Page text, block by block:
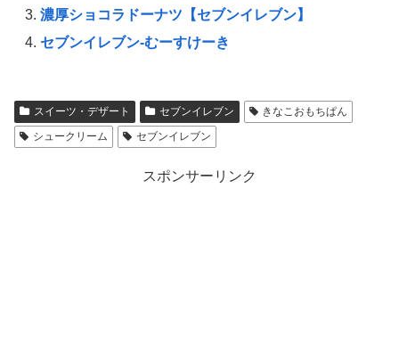
濃厚ショコラドーナツ【セブンイレブン】
セブンイレブン-むーすけーき
スイーツ・デザート セブンイレブン
きなこおもちぱん
シュークリーム
セブンイレブン
スポンサーリンク